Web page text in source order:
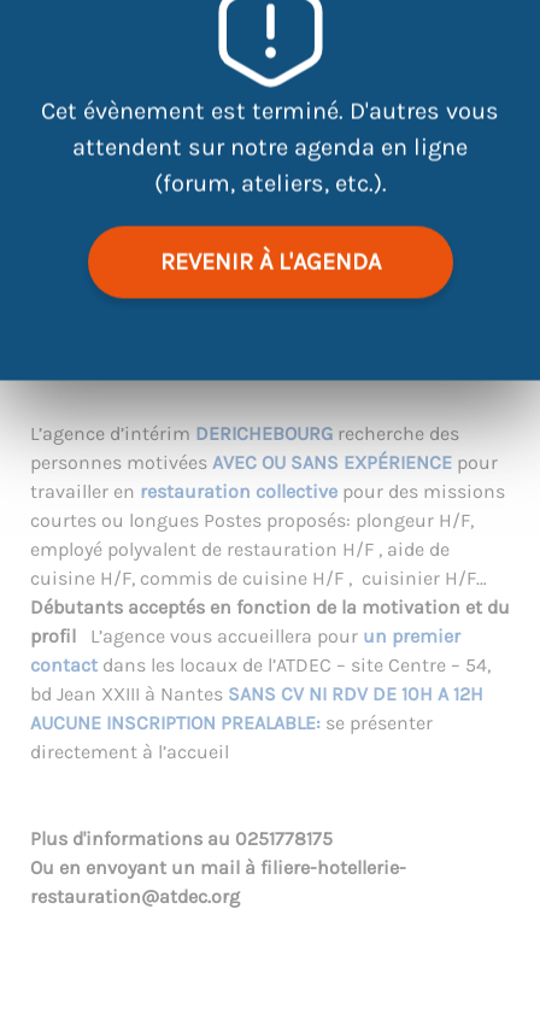
Cet évènement est terminé. D'autres vous
attendent sur notre agenda en ligne
(forum, ateliers, etc.).
REVENIR À L'AGENDA
L’agence d’intérim DERICHEBOURG recherche des
personnes motivées AVEC OU SANS EXPÉRIENCE pour
travailler en restauration collective pour des missions
courtes ou longues Postes proposés: plongeur H/F,
employé polyvalent de restauration H/F , aide de
cuisine H/F, commis de cuisine H/F , cuisinier H/F…
Débutants acceptés en fonction de la motivation et du
profil L’agence vous accueillera pour un premier
contact dans les locaux de l’ATDEC – site Centre – 54,
bd Jean XXIII à Nantes SANS CV NI RDV DE 10H A 12H
AUCUNE INSCRIPTION PREALABLE: se présenter
directement à l’accueil
Plus d'informations au 0251778175
Ou en envoyant un mail à filiere-hotellerie-
restauration@atdec.org